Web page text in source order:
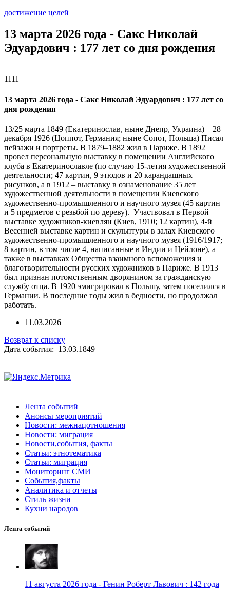
достижение целей
13 марта 2026 года - Сакс Николай
Эдуардович : 177 лет со дня рождения
1111
13 марта 2026 года - Сакс Николай Эдуардович : 177 лет со
дня рождения
13/25 марта 1849 (Екатеринослав, ныне Днепр, Украина) – 28
декабря 1926 (Цоппот, Германия; ныне Сопот, Польша) Писал
пейзажи и портреты. В 1879–1882 жил в Париже. В 1892
провел персональную выставку в помещении Английского
клуба в Екатеринославле (по случаю 15-летия художественной
деятельности; 47 картин, 9 этюдов и 20 карандашных
рисунков, а в 1912 – выставку в ознаменование 35 лет
художественной деятельности в помещении Киевского
художественно-промышленного и научного музея (45 картин
и 5 предметов с резьбой по дереву). Участвовал в Первой
выставке художников-киевлян (Киев, 1910; 12 картин), 4-й
Весенней выставке картин и скульптуры в залах Киевского
художественно-промышленного и научного музея (1916/1917;
8 картин, в том числе 4, написанные в Индии и Цейлоне), а
также в выставках Общества взаимного вспоможения и
благотворительности русских художников в Париже. В 1913
был признан потомственным дворянином за гражданскую
службу отца. В 1920 эмигрировал в Польшу, затем поселился в
Германии. В последние годы жил в бедности, но продолжал
работать.
11.03.2026
Возврат к списку
Дата события: 13.03.1849
Лента событий
Анонсы мероприятий
Новости: межнацотношения
Новости: миграция
Новости,события, факты
Статьи: этнотематика
Статьи: миграция
Мониторинг СМИ
События,факты
Аналитика и отчеты
Стиль жизни
Кухни народов
Лента событий
11 августа 2026 года - Генин Роберт Львович : 142 года